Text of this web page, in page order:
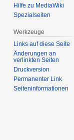
Hilfe zu MediaWiki
Spezialseiten
Werkzeuge
Links auf diese Seite
Änderungen an
verlinkten Seiten
Druckversion
Permanenter Link
Seiten­­informationen